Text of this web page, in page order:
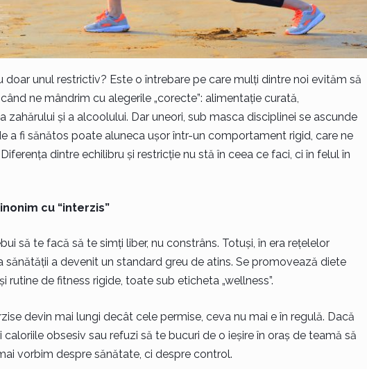
doar unul restrictiv? Este o întrebare pe care mulți dintre noi evităm să
ne mândrim cu alegerile „corecte”: alimentație curată,
zahărului și a alcoolului. Dar uneori, sub masca disciplinei se ascunde
a fi sănătos poate aluneca ușor într-un comportament rigid, care ne
dintre echilibru și restricție nu stă în ceea ce faci, ci în felul în
cu “interzis”
să te facă să te simți liber, nu constrâns. Totuși, în era rețelelor
sănătății a devenit un standard greu de atins. Se promovează diete
rutine de fitness rigide, toate sub eticheta „wellness”.
devin mai lungi decât cele permise, ceva nu mai e în regulă. Dacă
obsesiv sau refuzi să te bucuri de o ieșire în oraș de teamă să
vorbim despre sănătate, ci despre control.